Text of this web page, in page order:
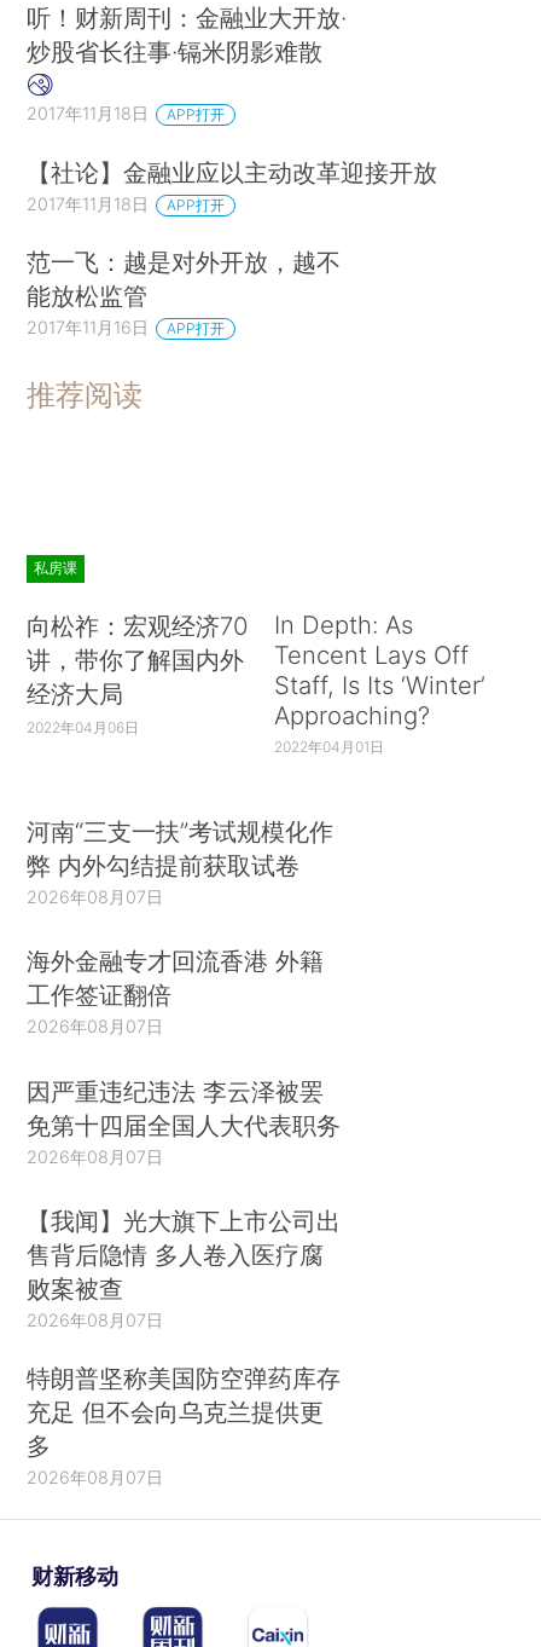
听！财新周刊：金融业大开放·
炒股省长往事·镉米阴影难散
2017年11月18日 APP打开
【社论】金融业应以主动改革迎接开放
2017年11月18日 APP打开
范一飞：越是对外开放，越不
能放松监管
2017年11月16日 APP打开
推荐阅读
私房课
向松祚：宏观经济70
讲，带你了解国内外
经济大局
2022年04月06日
In Depth: As
Tencent Lays Off
Staff, Is Its ‘Winter’
Approaching?
2022年04月01日
河南“三支一扶”考试规模化作
弊 内外勾结提前获取试卷
2026年08月07日
海外金融专才回流香港 外籍
工作签证翻倍
2026年08月07日
因严重违纪违法 李云泽被罢
免第十四届全国人大代表职务
2026年08月07日
【我闻】光大旗下上市公司出
售背后隐情 多人卷入医疗腐
败案被查
2026年08月07日
特朗普坚称美国防空弹药库存
充足 但不会向乌克兰提供更
多
2026年08月07日
财新移动